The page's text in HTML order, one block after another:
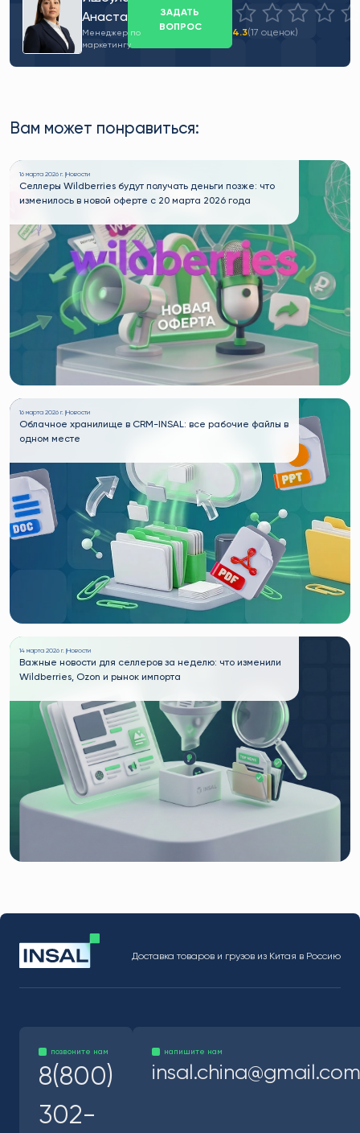
Анастасия
Менеджер по
маркетингу
ЗАДАТЬ
ВОПРОС
4.3(17 оценок)
Вам может понравиться:
16 марта 2026 г. |Новости
Селлеры Wildberries будут получать деньги позже: что
изменилось в новой оферте с 20 марта 2026 года
16 марта 2026 г. |Новости
Облачное хранилище в CRM-INSAL: все рабочие файлы в
одном месте
14 марта 2026 г. |Новости
Важные новости для селлеров за неделю: что изменили
Wildberries, Ozon и рынок импорта
Доставка товаров и грузов из Китая в Россию
позвоните нам
8(800)
302-
напишите нам
insal.china@gmail.com